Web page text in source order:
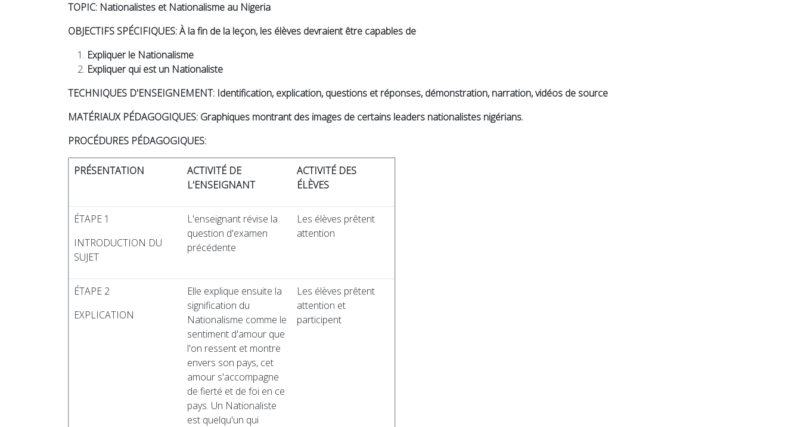
TOPIC: Nationalistes et Nationalisme au Nigeria
OBJECTIFS SPÉCIFIQUES: À la fin de la leçon, les élèves devraient être capables de
Expliquer le Nationalisme
Expliquer qui est un Nationaliste
TECHNIQUES D'ENSEIGNEMENT: Identification, explication, questions et réponses, démonstration, narration, vidéos de source
MATÉRIAUX PÉDAGOGIQUES: Graphiques montrant des images de certains leaders nationalistes nigérians.
PROCÉDURES PÉDAGOGIQUES:
PRÉSENTATION
ACTIVITÉ DE
L'ENSEIGNANT
ACTIVITÉ DES
ÉLÈVES
ÉTAPE 1
INTRODUCTION DU
SUJET
L'enseignant révise la
question d'examen
précédente
Les élèves prêtent
attention
ÉTAPE 2
EXPLICATION
Elle explique ensuite la
signification du
Nationalisme comme le
sentiment d'amour que
l'on ressent et montre
envers son pays, cet
amour s'accompagne
de fierté et de foi en ce
pays. Un Nationaliste
est quelqu'un qui
Les élèves prêtent
attention et
participent